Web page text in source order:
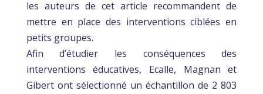
les auteurs de cet article recommandent de
mettre en place des interventions ciblées en
petits groupes.
Afin d’étudier les conséquences des
interventions éducatives, Ecalle, Magnan et
Gibert ont sélectionné un échantillon de 2 803